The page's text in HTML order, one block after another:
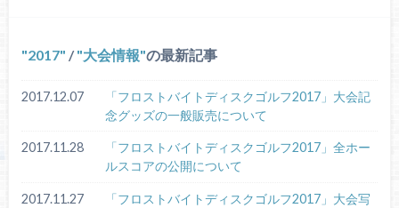
2017 / 大会情報 の最新記事
2017.12.07
「フロストバイトディスクゴルフ2017」大会記
念グッズの一般販売について
2017.11.28
「フロストバイトディスクゴルフ2017」全ホー
ルスコアの公開について
2017.11.27
「フロストバイトディスクゴルフ2017」大会写